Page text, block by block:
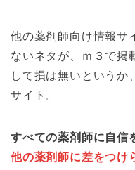
他の薬剤師向け情報サ
ないネタが、ｍ３で掲
して損は無いというか
サイト。
すべての薬剤師に自信
他の薬剤師に差をつけ